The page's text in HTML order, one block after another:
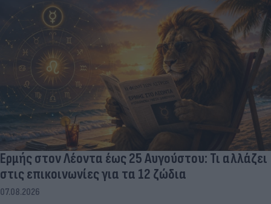
Ερμής στον Λέοντα έως 25 Αυγούστου: Τι αλλάζει
στις επικοινωνίες για τα 12 ζώδια
07.08.2026